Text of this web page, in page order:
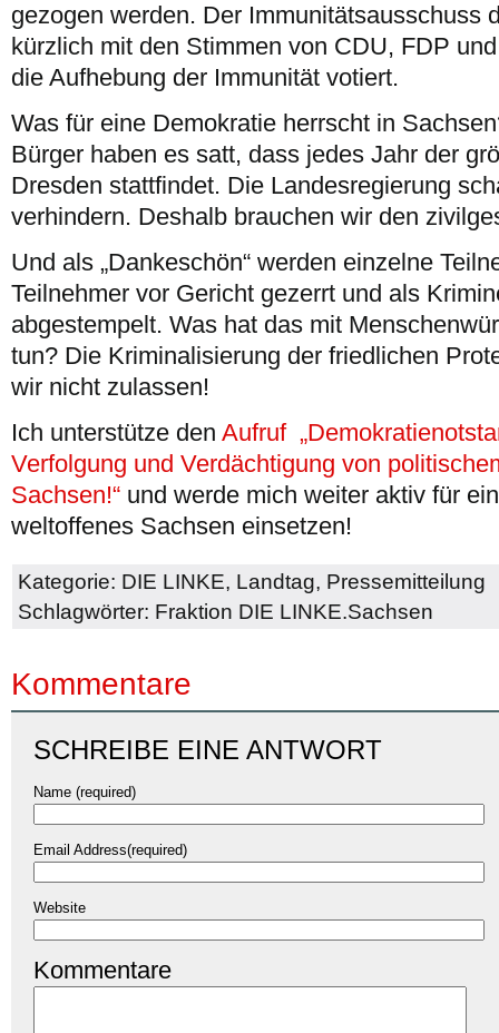
gezogen werden. Der Immunitätsausschuss
kürzlich mit den Stimmen von CDU, FDP
die Aufhebung der Immunität votiert.
Was für eine Demokratie herrscht in
Bürger haben es satt, dass jedes Jahr der
Dresden stattfindet. Die Landesregierung
verhindern. Deshalb brauchen wir den
Und als „Dankeschön“ werden einzelne
Teilnehmer vor Gericht gezerrt und als
abgestempelt. Was hat das mit
tun? Die Kriminalisierung der friedlichen
wir nicht zulassen!
Ich unterstütze den Aufruf
Verfolgung und Verdächtigung von
Sachsen!“ und werde mich weiter aktiv für
weltoffenes Sachsen einsetzen!
Kategorie: DIE LINKE, Landtag, Pressemitteilung
Schlagwörter: Fraktion DIE LINKE.Sachsen
Kommentare
SCHREIBE EINE ANTWORT
Name (required)
Email Address(required)
Website
Kommentare